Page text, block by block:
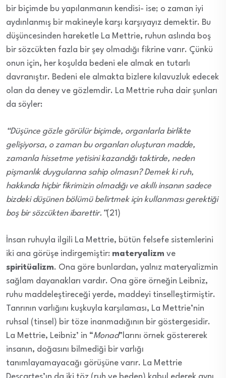
bir biçimde bu yapılanmanın kendisi- ise; o zaman iyi
aydınlanmış bir makineyle karşı karşıyayız demektir. Bu
düşüncesinden hareketle La Mettrie, ruhun aslında boş
bir sözcükten fazla bir şey olmadığı fikrine varır. Çünkü
onun için, her koşulda bedeni ele almak en tutarlı
davranıştır. Bedeni ele almakta bizlere kılavuzluk edecek
olan da deney ve gözlemdir. La Mettrie ruha dair şunları
da söyler:
“Düşünce gözle görülür biçimde, organlarla birlikte
gelişiyorsa, o zaman bu organları oluşturan madde,
zamanla hissetme yetisini kazandığı taktirde, neden
pişmanlık duygularına sahip olmasın? Demek ki ruh,
hakkında hiçbir fikrimizin olmadığı ve akıllı insanın sadece
bizdeki düşünen bölümü belirtmek için kullanması gerektiği
boş bir sözcükten ibarettir.”(21)
İnsan ruhuyla ilgili La Mettrie, bütün felsefe sistemlerini
iki ana görüşe indirgemiştir: materyalizm ve
spiritüalizm. Ona göre bunlardan, yalnız materyalizmin
sağlam dayanakları vardır. Ona göre örneğin Leibniz,
ruhu maddeleştireceği yerde, maddeyi tinselleştirmiştir.
Tanrının varlığını kuşkuyla karşılaması, La Mettrie’nin
ruhsal (tinsel) bir töze inanmadığının bir göstergesidir.
La Mettrie, Leibniz’ in “Monad”larını örnek göstererek
insanın, doğasını bilmediği bir varlığı
tanımlayamayacağı görüşüne varır. La Mettrie